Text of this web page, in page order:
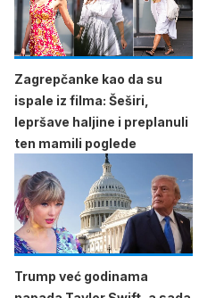
Zagrepčanke kao da su
ispale iz filma: Šeširi,
lepršave haljine i preplanuli
ten mamili poglede
Trump već godinama